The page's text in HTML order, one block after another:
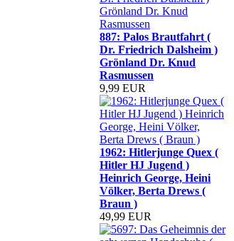
887: Palos Brautfahrt (
Dr. Friedrich Dalsheim )
Grönland Dr. Knud
Rasmussen
9,99 EUR
1962: Hitlerjunge Quex (
Hitler HJ Jugend )
Heinrich George, Heini
Völker, Berta Drews (
Braun )
49,99 EUR